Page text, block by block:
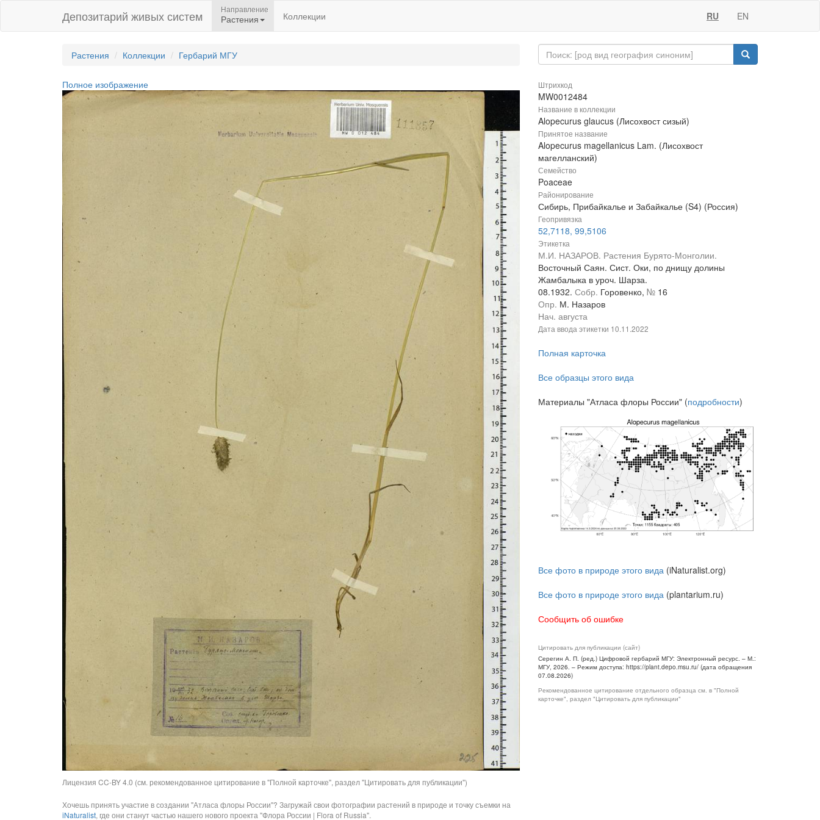
Депозитарий живых систем Направление
Растения Коллекции RU EN
Растения Коллекции Гербарий МГУ
Полное изображение
Лицензия CC-BY 4.0 (см. рекомендованное цитирование в "Полной карточке", раздел "Цитировать для публикации")
Хочешь принять участие в создании "Атласа флоры России"? Загружай свои фотографии растений в природе и точку съемки на
iNaturalist, где они станут частью нашего нового проекта "Флора России | Flora of Russia".
Штрихкод
MW0012484
Название в коллекции
Alopecurus glaucus (Лисохвост сизый)
Принятое название
Alopecurus magellanicus Lam. (Лисохвост
магелланский)
Семейство
Poaceae
Районирование
Сибирь, Прибайкалье и Забайкалье (S4) (Россия)
Геопривязка
52,7118, 99,5106
Этикетка
М.И. НАЗАРОВ. Растения Бурято-Монголии.
Восточный Саян. Сист. Оки, по днищу долины
Жамбалыка в уроч. Шарза.
08.1932. Собр. Горовенко, № 16
Опр. М. Назаров
Нач. августа
Дата ввода этикетки 10.11.2022
Полная карточка
Все образцы этого вида
Материалы "Атласа флоры России" (подробности)
Все фото в природе этого вида (iNaturalist.org)
Все фото в природе этого вида (plantarium.ru)
Сообщить об ошибке
Цитировать для публикации (сайт)
Серегин А. П. (ред.) Цифровой гербарий МГУ: Электронный ресурс. – М.:
МГУ, 2026. – Режим доступа: https://plant.depo.msu.ru/ (дата обращения
07.08.2026)
Рекомендованное цитирование отдельного образца см. в "Полной
карточке", раздел "Цитировать для публикации"